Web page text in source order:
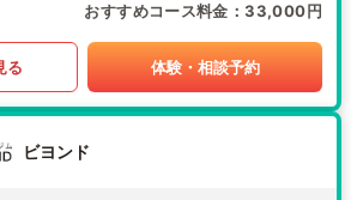
おすすめコース料金 33,000円
る 体験・相談予約
ビヨンド